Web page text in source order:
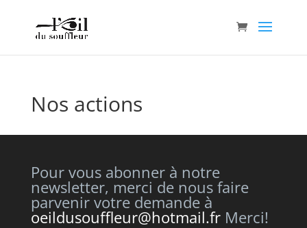
Nos actions
Pour vous abonner à notre
newsletter, merci de nous faire
parvenir votre demande à
oeildusouffleur@hotmail.frMerci!